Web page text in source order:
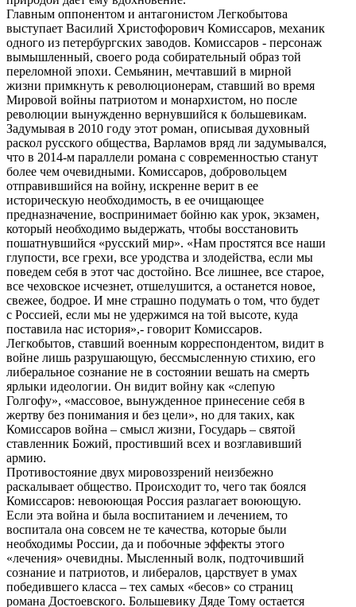
Главным оппонентом и антагонистом Легкобытова
выступает Василий Христофорович Комиссаров, механик
одного из петербургских заводов. Комиссаров - персонаж
вымышленный, своего рода собирательный образ той
переломной эпохи. Семьянин, мечтавший в мирной
жизни примкнуть к революционерам, ставший во время
Мировой войны патриотом и монархистом, но после
революции вынужденно вернувшийся к большевикам.
Задумывая в 2010 году этот роман, описывая духовный
раскол русского общества, Варламов вряд ли задумывался,
что в 2014-м параллели романа с современностью станут
более чем очевидными. Комиссаров, добровольцем
отправившийся на войну, искренне верит в ее
историческую необходимость, в ее очищающее
предназначение, воспринимает бойню как урок, экзамен,
который необходимо выдержать, чтобы восстановить
пошатнувшийся «русский мир». «Нам простятся все наши
глупости, все грехи, все уродства и злодейства, если мы
поведем себя в этот час достойно. Все лишнее, все старое,
все чеховское исчезнет, отшелушится, а останется новое,
свежее, бодрое. И мне страшно подумать о том, что будет
с Россией, если мы не удержимся на той высоте, куда
поставила нас история»,- говорит Комиссаров.
Легкобытов, ставший военным корреспондентом, видит в
войне лишь разрушающую, бессмысленную стихию, его
либеральное сознание не в состоянии вешать на смерть
ярлыки идеологии. Он видит войну как «слепую
Голгофу», «массовое, вынужденное принесение себя в
жертву без понимания и без цели», но для таких, как
Комиссаров война – смысл жизни, Государь – святой
ставленник Божий, простивший всех и возглавивший
армию.
Противостояние двух мировоззрений неизбежно
раскалывает общество. Происходит то, чего так боялся
Комиссаров: невоюющая Россия разлагает воюющую.
Если эта война и была воспитанием и лечением, то
воспитала она совсем не те качества, которые были
необходимы России, да и побочные эффекты этого
«лечения» очевидны. Мысленный волк, подточивший
сознание и патриотов, и либералов, царствует в умах
победившего класса – тех самых «бесов» со страниц
романа Достоевского. Большевику Дяде Тому остается